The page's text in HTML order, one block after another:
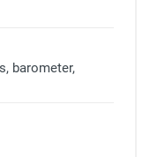
barometer,